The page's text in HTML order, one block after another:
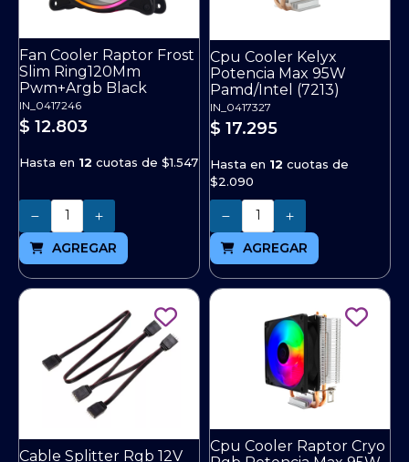
Fan Cooler Raptor Frost
Slim Ring120Mm
Pwm+Argb Black
IN_0417246
$ 12.803
Hasta en 12 cuotas de $1.547
Cantidad
AGREGAR
Cpu Cooler Kelyx
Potencia Max 95W
Pamd/Intel (7213)
IN_0417327
$ 17.295
Hasta en 12 cuotas de
$2.090
Cantidad
AGREGAR
Cable Splitter Rgb 12V
Cpu Cooler Raptor Cryo